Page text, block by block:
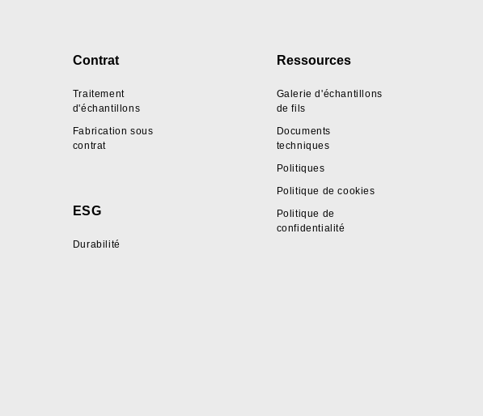
Contrat
Traitement
d'échantillons
Fabrication sous
contrat
ESG
Durabilité
Ressources
Galerie d'échantillons
de fils
Documents
techniques
Politiques
Politique de cookies
Politique de
confidentialité